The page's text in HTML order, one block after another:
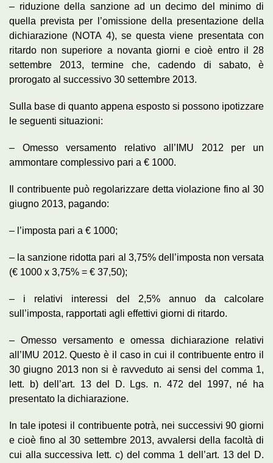
– riduzione della sanzione ad un decimo del minimo di
quella prevista per l’omissione della presentazione della
dichiarazione (NOTA 4), se questa viene presentata con
ritardo non superiore a novanta giorni e cioè entro il 28
settembre 2013, termine che, cadendo di sabato, è
prorogato al successivo 30 settembre 2013.
Sulla base di quanto appena esposto si possono ipotizzare
le seguenti situazioni:
– Omesso versamento relativo all’IMU 2012 per un
ammontare complessivo pari a € 1000.
Il contribuente può regolarizzare detta violazione fino al 30
giugno 2013, pagando:
– l’imposta pari a € 1000;
– la sanzione ridotta pari al 3,75% dell’imposta non versata
(€ 1000 x 3,75% = € 37,50);
– i relativi interessi del 2,5% annuo da calcolare
sull’imposta, rapportati agli effettivi giorni di ritardo.
– Omesso versamento e omessa dichiarazione relativi
all’IMU 2012. Questo è il caso in cui il contribuente entro il
30 giugno 2013 non si è ravveduto ai sensi del comma 1,
lett. b) dell’art. 13 del D. Lgs. n. 472 del 1997, né ha
presentato la dichiarazione.
In tale ipotesi il contribuente potrà, nei successivi 90 giorni
e cioè fino al 30 settembre 2013, avvalersi della facoltà di
cui alla successiva lett. c) del comma 1 dell’art. 13 del D.